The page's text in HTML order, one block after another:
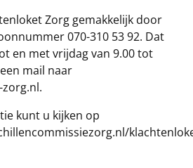
Zorg gemakkelijk door
070-310 53 92. Dat
en met vrijdag van 9.00 tot
mail naar
kunt u kijken op